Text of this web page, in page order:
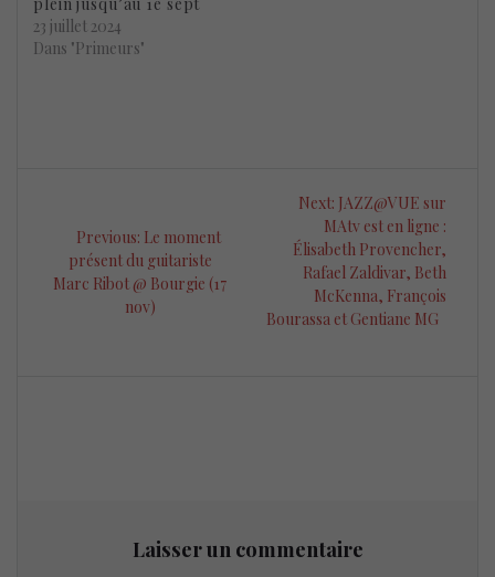
23 juillet 2024
Dans "Primeurs"
l’article
Previous: Previous
post:
Le moment
présent du guitariste
Marc Ribot @ Bourgie (17
nov)
Next: Next
post:
JAZZ@VUE sur
MAtv est en ligne :
Élisabeth Provencher,
Rafael Zaldivar, Beth
McKenna, François
Bourassa et Gentiane MG
Laisser un commentaire